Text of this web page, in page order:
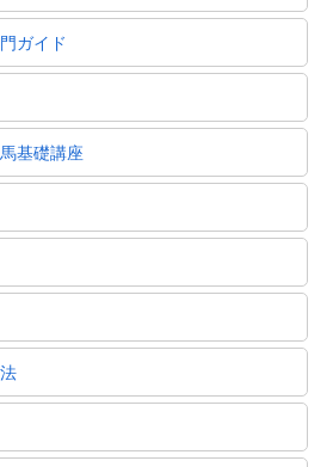
ガイド
基礎講座